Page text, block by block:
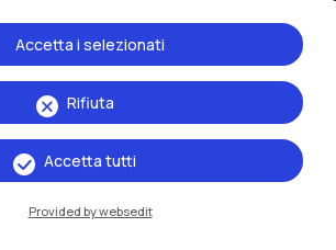
Rifiuta
Accetta i selezionati
Accetta tutti
Provided by websedit